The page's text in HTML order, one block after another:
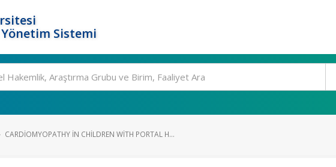
Sistemi
CARDIOMYOPATHY IN CHILDREN WITH PORTAL H...